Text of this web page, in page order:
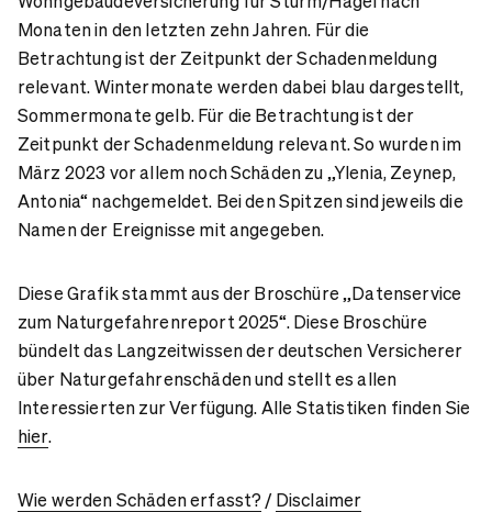
Monaten in den letzten zehn Jahren. Für die
Betrachtung ist der Zeitpunkt der Schadenmeldung
relevant. Wintermonate werden dabei blau dargestellt,
Sommermonate gelb. Für die Betrachtung ist der
Zeitpunkt der Schadenmeldung relevant. So wurden im
März 2023 vor allem noch Schäden zu „Ylenia, Zeynep,
Antonia“ nachgemeldet. Bei den Spitzen sind jeweils die
Namen der Ereignisse mit angegeben.
Diese Grafik stammt aus der Broschüre „Datenservice
zum Naturgefahrenreport 2025“. Diese Broschüre
bündelt das Langzeitwissen der deutschen Versicherer
über Naturgefahrenschäden und stellt es allen
Interessierten zur Verfügung. Alle Statistiken finden Sie
hier.
Wie werden Schäden erfasst? /Disclaimer